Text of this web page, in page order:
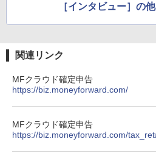
つつ会計のプロも使え
［インタビュー］の
関連リンク
MFクラウド確定申告
https://biz.moneyforward.com/
MFクラウド確定申告
https://biz.moneyforward.com/